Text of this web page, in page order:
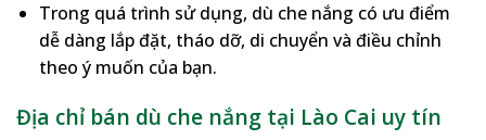
Trong quá trình sử dụng, dù che nắng có ưu điểm
dễ dàng lắp đặt, tháo dỡ, di chuyển và điều chỉnh
theo ý muốn của bạn.
Địa chỉ bán dù che nắng tại Lào Cai uy tín